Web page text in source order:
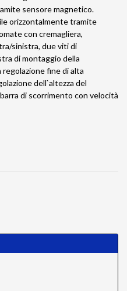
sensore magnetico.
orizzontalmente tramite
con cremagliera,
sinistra, due viti di
di montaggio della
fine di alta
dell`altezza del
di scorrimento con velocità